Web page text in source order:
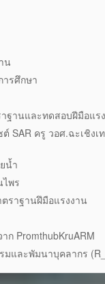
น
ารศึกษา
ฐานและทดสอบฝีมือแร
SAR ครู วอศ.ฉะเชิงเ
น้ำ
พร
ราฐานฝึมือแรงงาน
ก PromthubKruARM
มและพัมนาบุคลากร